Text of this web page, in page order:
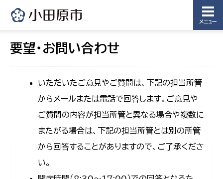
メニュー
要望・お問い合わせ
いただいたご意見やご質問は、下記の担当所管
からメールまたは電話で回答します。ご意見や
ご質問の内容が担当所管と異なる場合や複数に
またがる場合は、下記の担当所管とは別の所管
から回答することがありますので、ご了承くださ
い。